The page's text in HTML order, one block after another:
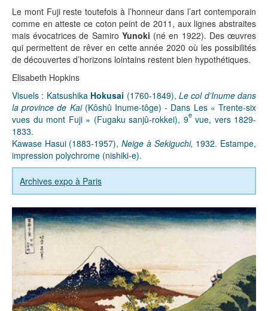
Le mont Fuji reste toutefois à l’honneur dans l’art contemporain
comme en atteste ce coton peint de 2011, aux lignes abstraites
mais évocatrices de Samiro Yunoki (né en 1922). Des œuvres
qui permettent de rêver en cette année 2020 où les possibilités
de découvertes d’horizons lointains restent bien hypothétiques.
Elisabeth Hopkins
Visuels : Katsushika Hokusai (1760-1849), Le col d’Inume dans
la province de Kai (Kôshû Inume-tôge) - Dans Les « Trente-six
vues du mont Fuji » (Fugaku sanjû-rokkei), 9evue, vers 1829-
1833.
Kawase Hasui (1883-1957),Neige à Sekiguchi, 1932. Estampe,
impression polychrome (nishiki-e).
Archives expo à Paris